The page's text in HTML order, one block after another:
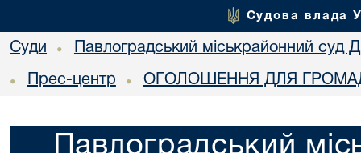
Судова влада
Суди • Павлоградський міськрайонний суд
• Прес-центр • ОГОЛОШЕННЯ ДЛЯ
Павлоградський